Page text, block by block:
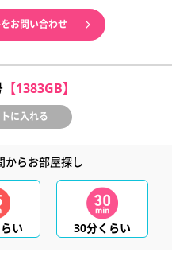
お問い合わせ
【1383GB】
に入れる
からお部屋探し
い 30分くらい